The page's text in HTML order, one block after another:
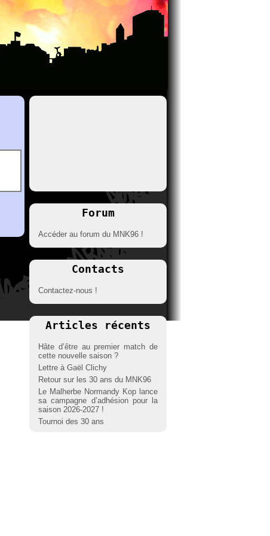
Forum
Accéder au forum du MNK96 !
Contacts
Contactez-nous !
Articles récents
Hâte d’être au premier match de
cette nouvelle saison ?
Lettre à Gaël Clichy
Retour sur les 30 ans du MNK96
Le Malherbe Normandy Kop lance
sa campagne d’adhésion pour la
saison 2026-2027 !
Tournoi des 30 ans